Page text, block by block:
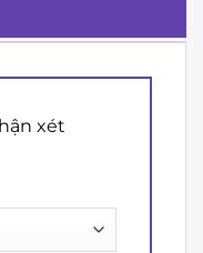
xét